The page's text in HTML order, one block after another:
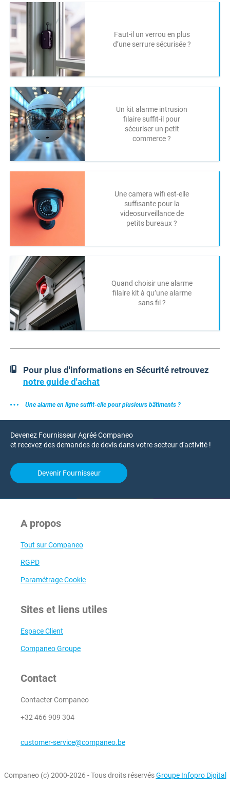
Faut-il un verrou en plus
d’une serrure sécurisée ?
Un kit alarme intrusion
filaire suffit-il pour
sécuriser un petit
commerce ?
Une camera wifi est-elle
suffisante pour la
videosurveillance de
petits bureaux ?
Quand choisir une alarme
filaire kit à qu’une alarme
sans fil ?
Pour plus d'informations en Sécurité retrouvez
notre guide d'achat
Une alarme en ligne suffit-elle pour plusieurs bâtiments ?
Devenez Fournisseur Agréé Companeo
et recevez des demandes de devis dans votre secteur d'activité !
Devenir Fournisseur
A propos
Tout sur Companeo
RGPD
Paramétrage Cookie
Sites et liens utiles
Espace Client
Companeo Groupe
Contact
Contacter Companeo
+32 466 909 304
customer-service@companeo.be
Companeo (c) 2000-2026 - Tous droits réservésGroupe Infopro Digital